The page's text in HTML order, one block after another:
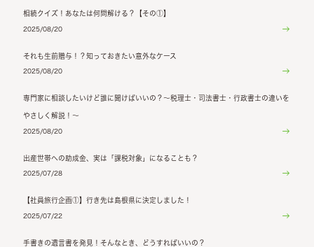
相続クイズ！あなたは何問解ける？【その①】
2025/08/20
それも生前贈与！？知っておきたい意外なケース
2025/08/20
専門家に相談したいけど誰に聞けばいいの？～税理士・司法書士・行政書士の違いを
やさしく解説！～
2025/08/20
出産世帯への助成金、実は「課税対象」になることも？
2025/07/28
【社員旅行企画①】行き先は島根県に決定しました！
2025/07/22
手書きの遺言書を発見！そんなとき、どうすればいいの？